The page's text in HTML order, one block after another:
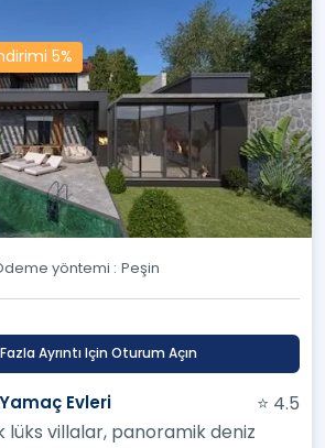
5%
yöntemi : Peşin
Ayrıntı Için Oturum Açın
Evleri
⭐ 4.5
lüks villalar, panoramik deniz